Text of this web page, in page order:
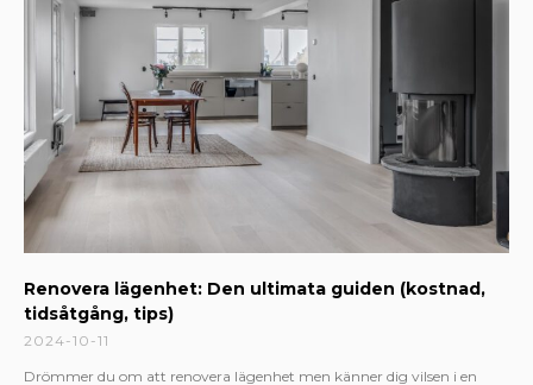
Renovera lägenhet: Den ultimata guiden (kostnad,
tidsåtgång, tips)
2024-10-11
Drömmer du om att renovera lägenhet men känner dig vilsen i en